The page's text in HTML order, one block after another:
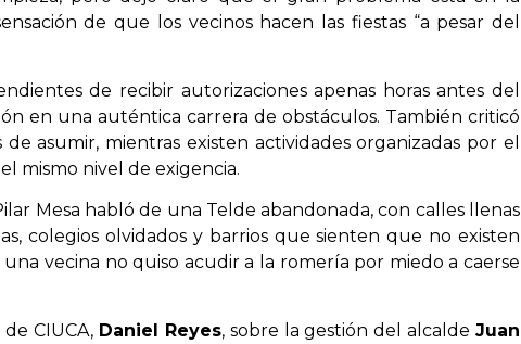
de que los vecinos hacen las fiestas “a pesar del
de recibir autorizaciones apenas horas antes del
en una auténtica carrera de obstáculos. También criticó
asumir, mientras existen actividades organizadas por el
mismo nivel de exigencia.
Mesa habló de una Telde abandonada, con calles llenas
colegios olvidados y barrios que sienten que no existen
vecina no quiso acudir a la romería por miedo a caerse
CIUCA, Daniel Reyes, sobre la gestión del alcalde Juan